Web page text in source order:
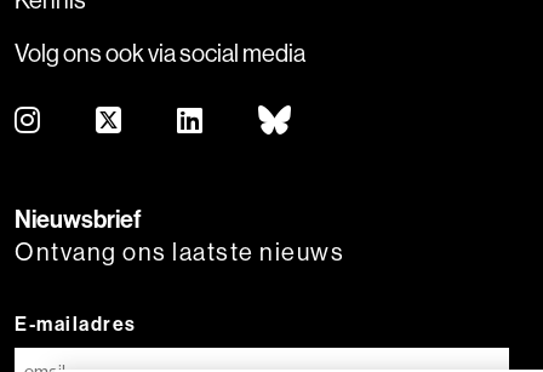
Volg ons ook via social media
Nieuwsbrief
Ontvang ons laatste nieuws
E-mailadres